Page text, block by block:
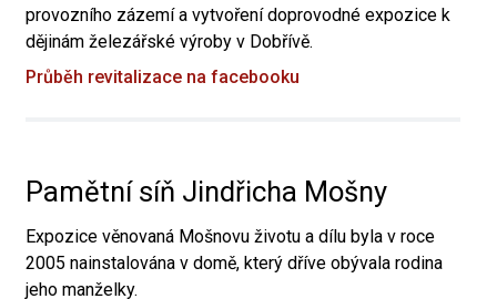
provozního zázemí a vytvoření doprovodné expozice k
dějinám železářské výroby v Dobřívě.
Průběh revitalizace na facebooku
Pamětní síň Jindřicha Mošny
Expozice věnovaná Mošnovu životu a dílu byla v roce
2005 nainstalována v domě, který dříve obývala rodina
jeho manželky.